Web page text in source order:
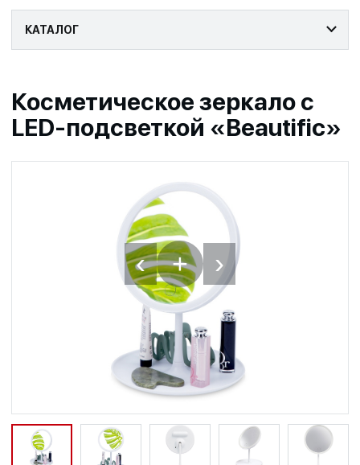
КАТАЛОГ
Косметическое зеркало с
LED-подсветкой «Beautific»
‹ + ›